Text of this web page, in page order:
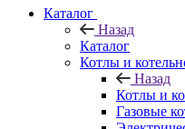
Каталог
Назад
Каталог
Котлы и
Назад
Котлы и
Газовые